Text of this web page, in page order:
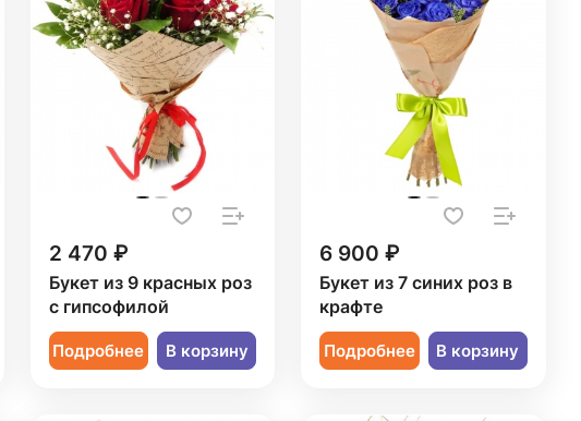
2 470 ₽
Букет из 9 красных роз
с гипсофилой
Подробнее В корзину
6 900 ₽
Букет из 7 синих роз в
крафте
Подробнее В корзину